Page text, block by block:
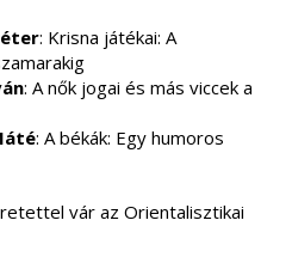
: Krisna játékai: A
: A nők jogai és más viccek a
: A békák: Egy humoros
vár az Orientalisztikai